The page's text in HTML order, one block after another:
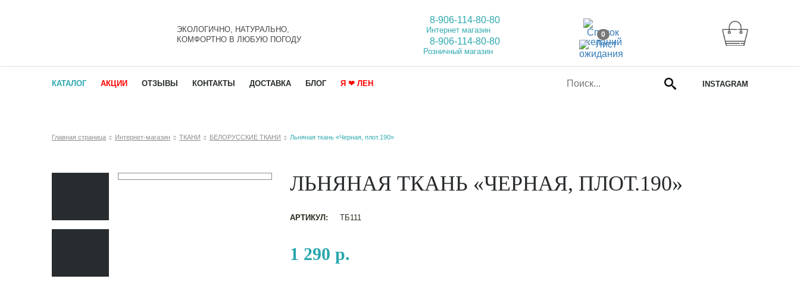
ЭКОЛОГИЧНО, НАТУРАЛЬНО,
КОМФОРТНО В ЛЮБУЮ ПОГОДУ
8-906-114-80-80
Интернет магазин
8-906-114-80-80
Розничный магазин
0
INSTAGRAM
КАТАЛОГ АКЦИИ ОТЗЫВЫ КОНТАКТЫ ДОСТАВКА БЛОГ Я ❤ ЛЕН
Главная страница Интернет-магазин ТКАНИ БЕЛОРУССКИЕ ТКАНИ Льняная ткань «Черная, плот.190»
ЛЬНЯНАЯ ТКАНЬ «ЧЕРНАЯ, ПЛОТ.190»
АРТИКУЛ: ТБ111
1 290 р.